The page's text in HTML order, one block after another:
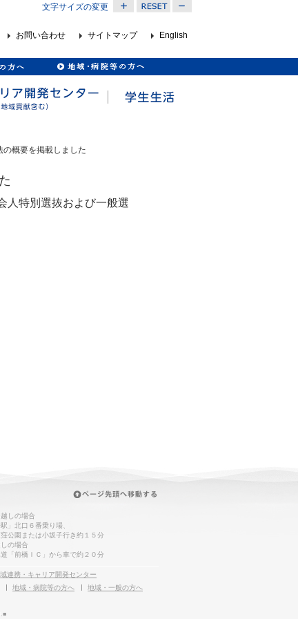
文字サイズの変更
お問い合わせ サイトマップ English
概要を掲載しました
人特別選抜および一般選
越しの場合
駅」北口６番乗り場、
公園または小坂子行き約１５分
しの場合
「前橋ＩＣ」から車で約２０分
連携・キャリア開発センター
地域・病院等の方へ
地域・一般の方へ